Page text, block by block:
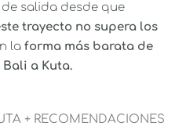
salida desde que
trayecto no supera los
la forma más barata de
a Kuta.
+ RECOMENDACIONES